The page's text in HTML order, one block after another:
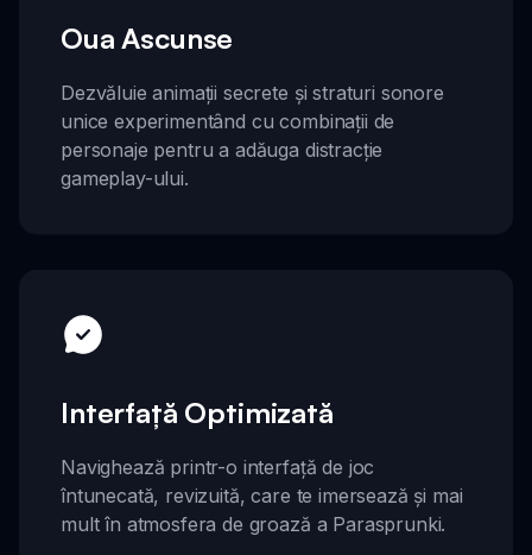
Oua Ascunse
Dezvăluie animații secrete și straturi sonore
unice experimentând cu combinații de
personaje pentru a adăuga distracție
gameplay-ului.
Interfață Optimizată
Navighează printr-o interfață de joc
întunecată, revizuită, care te imersează și mai
mult în atmosfera de groază a Parasprunki.